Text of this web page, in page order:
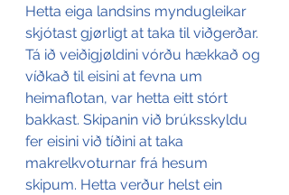
Hetta eiga landsins myndugleikar
skjótast gjørligt at taka til viðgerðar.
Tá ið veiðigjøldini vórðu hækkað og
víðkað til eisini at fevna um
heimaflotan, var hetta eitt stórt
bakkast. Skipanin við brúksskyldu
fer eisini við tíðini at taka
makrelkvoturnar frá hesum
skipum. Hetta verður helst ein